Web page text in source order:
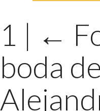
1 | ←
boda de